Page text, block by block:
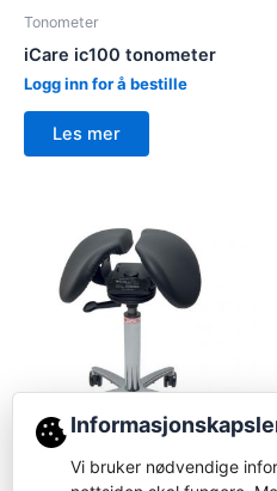
Tonometer
iCare ic100 tonometer
Logg inn for å bestille
Les mer
Vi bruker nødvendige